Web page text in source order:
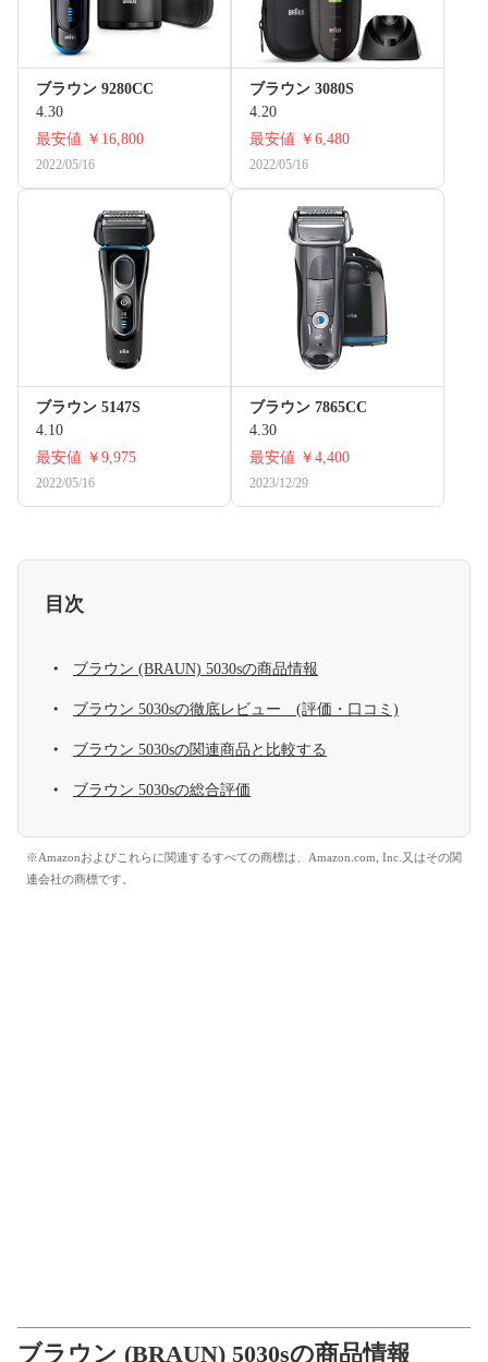
ブラウン 9280CC
4.30
最安値 ￥16,800
2022/05/16
ブラウン 3080S
4.20
最安値 ￥6,480
2022/05/16
ブラウン 5147S
4.10
最安値 ￥9,975
2022/05/16
ブラウン 7865CC
4.30
最安値 ￥4,400
2023/12/29
目次
ブラウン (BRAUN) 5030sの商品情報
ブラウン 5030sの徹底レビュー (評価・口コミ)
ブラウン 5030sの関連商品と比較する
ブラウン 5030sの総合評価
※Amazonおよびこれらに関連するすべての商標は、Amazon.com, Inc.又はその関
連会社の商標です。
ブラウン (BRAUN) 5030sの商品情報